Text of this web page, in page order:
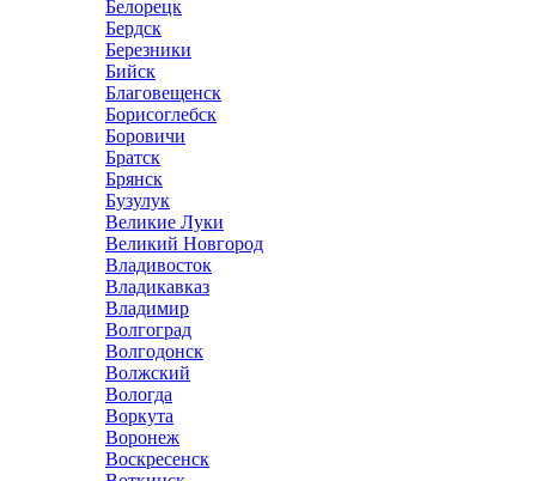
Белорецк
Бердск
Березники
Бийск
Благовещенск
Борисоглебск
Боровичи
Братск
Брянск
Бузулук
Великие Луки
Великий Новгород
Владивосток
Владикавказ
Владимир
Волгоград
Волгодонск
Волжский
Вологда
Воркута
Воронеж
Воскресенск